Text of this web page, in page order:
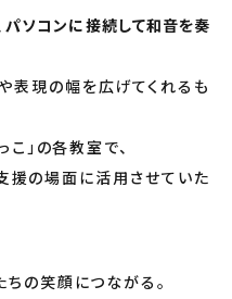
パソコンに接続して和音を奏
表現の幅を広げてくれるも
こ」の各教室で、
援の場面に活用させていた
の笑顔につながる。